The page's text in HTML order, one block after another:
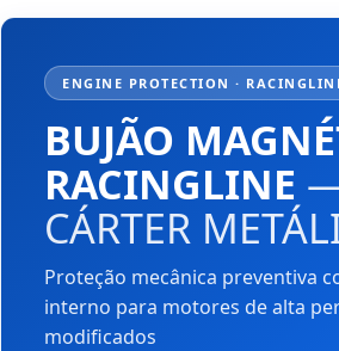
ENGINE PROTECTION ·
BUJÃO
RACINGLINE
CÁRTER
Proteção mecânica preventiva
interno para motores de alta
modificados